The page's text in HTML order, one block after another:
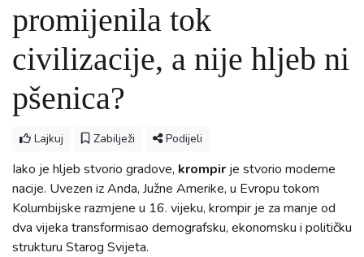
promijenila tok
civilizacije, a nije hljeb ni
pšenica?
Lajkuj Zabilježi Podijeli
Iako je hljeb stvorio gradove, krompir je stvorio moderne
nacije. Uvezen iz Anda, Južne Amerike, u Evropu tokom
Kolumbijske razmjene u 16. vijeku, krompir je za manje od
dva vijeka transformisao demografsku, ekonomsku i političku
strukturu Starog Svijeta.